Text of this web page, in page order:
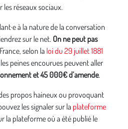
réseaux sociaux.
à la nature de la conversation
sur le net. On ne peut pas
selon la loi du 29 juillet 1881
peines encourues peuvent aller
et 45 000€ d’amende.
propos haineux ou provoquant
les signaler sur la plateforme
la plateforme où a été publié le